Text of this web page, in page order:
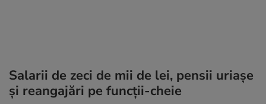
Salarii de zeci de mii de lei, pensii uriașe
și reangajări pe funcții-cheie